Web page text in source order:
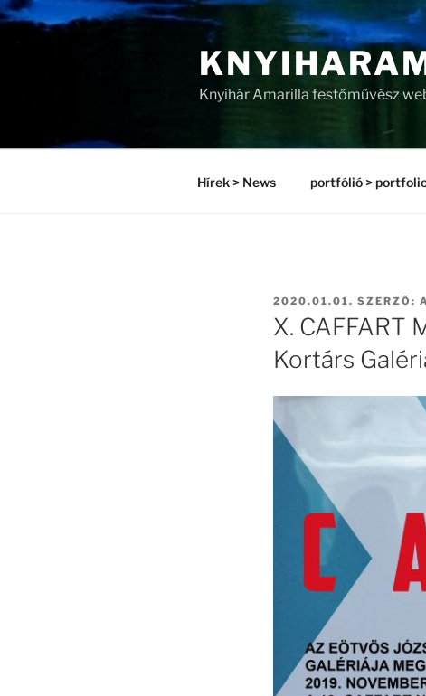
Tartalomhoz
Knyihár Amarilla festőművész
Hírek > News portfólió >
BEKÜLDVE:
2020.01.01. SZERZŐ:
X. CAFFART
Kortárs